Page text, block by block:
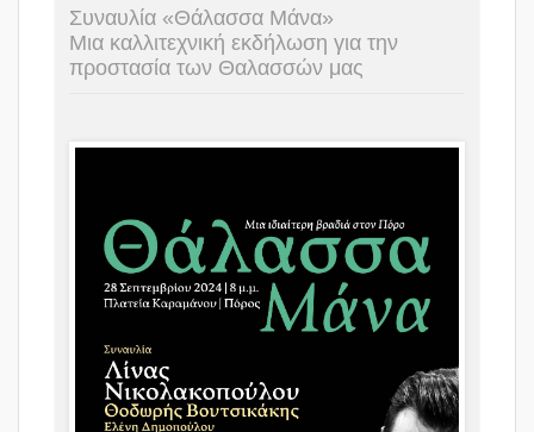
Συναυλία «Θάλασσα Μάνα»
Μια καλλιτεχνική εκδήλωση για την
προστασία των Θαλασσών μας